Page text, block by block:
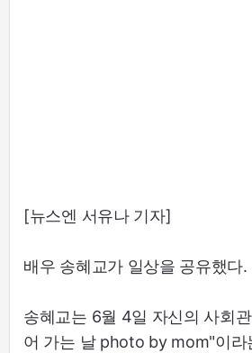
[뉴스엔 서유나 기자]
배우 송혜교가 일상을 공유했다.
송혜교는 6월 4일 자신의 사회
어 가는 날 photo by mom"이라